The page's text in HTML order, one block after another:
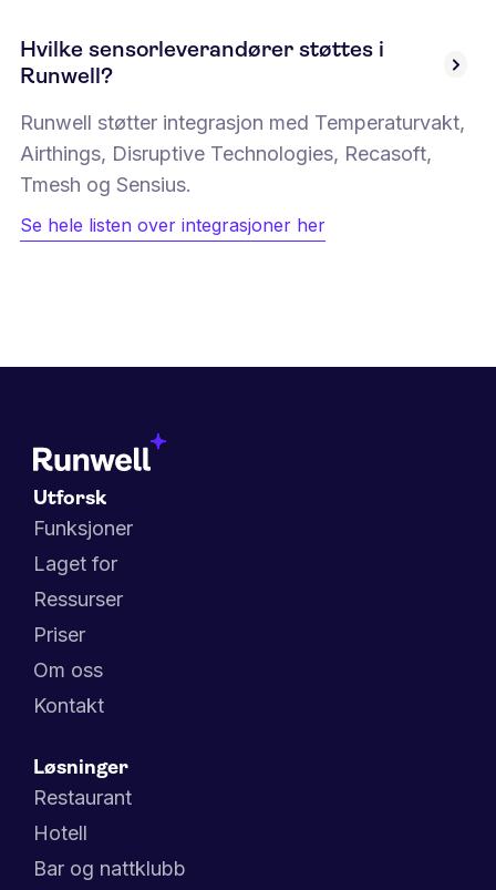
Hvilke sensorleverandører støttes i
Runwell?
Runwell støtter integrasjon med Temperaturvakt,
Airthings, Disruptive Technologies, Recasoft,
Tmesh og Sensius.
Se hele listen over integrasjoner her
Utforsk
Funksjoner
Laget for
Ressurser
Priser
Om oss
Kontakt
Løsninger
Restaurant
Hotell
Bar og nattklubb